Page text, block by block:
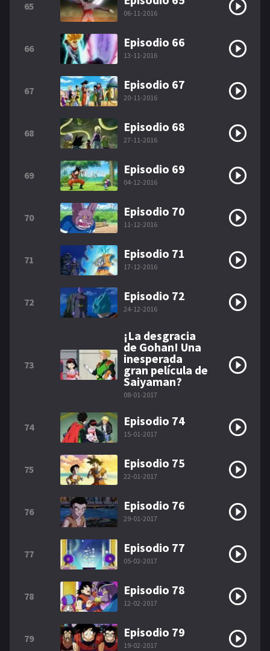
65
06-11-2016
66 Episodio 66
13-11-2016
67 Episodio 67
20-11-2016
68 Episodio 68
27-11-2016
69 Episodio 69
04-12-2016
70 Episodio 70
11-12-2016
71 Episodio 71
17-12-2016
72 Episodio 72
24-12-2016
73
¡La desgracia
de Gohan! Una
inesperada
gran película de
Saiyaman?
08-01-2017
74 Episodio 74
15-01-2017
75 Episodio 75
22-01-2017
76 Episodio 76
29-01-2017
77 Episodio 77
05-02-2017
78 Episodio 78
12-02-2017
79 Episodio 79
19-02-2017